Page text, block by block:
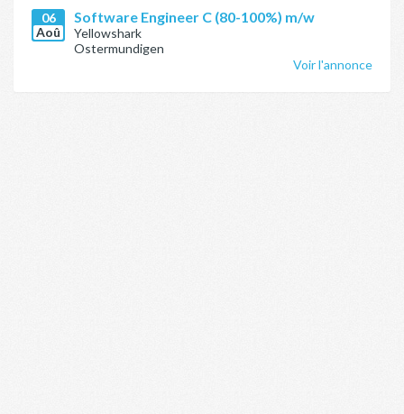
06
Aoû
Software Engineer C (80-100%) m/w
Yellowshark
Ostermundigen
Voir l'annonce